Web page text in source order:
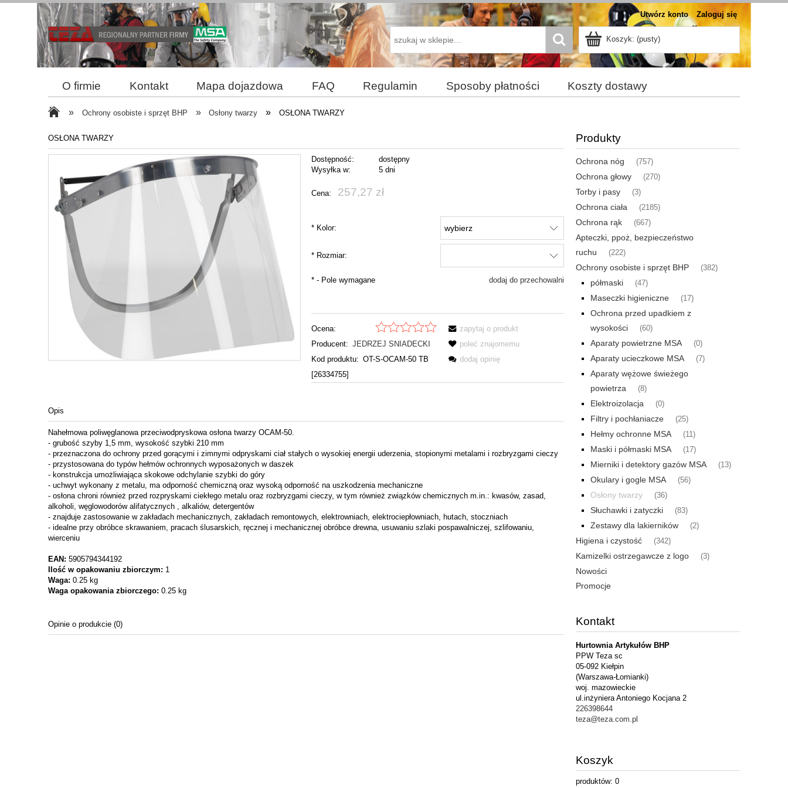
Utwórz konto Zaloguj się
Koszyk: (pusty)
O firmie Kontakt Mapa dojazdowa FAQ Regulamin Sposoby płatności Koszty dostawy
Reklamacja i zwroty Bezpieczne zakupy
» Ochrony osobiste i sprzęt BHP » Osłony twarzy » OSŁONA TWARZY
OSŁONA TWARZY
Dostępność:
dostępny
Wysyłka w:
5 dni
Cena: 257,27 zł
* Kolor:
* Rozmiar:
dodaj do przechowalni
* - Pole wymagane
Ocena:
Producent: JEDRZEJ SNIADECKI
Kod produktu: OT-S-OCAM-50 TB
[26334755]
zapytaj o produkt
poleć znajomemu
dodaj opinię
Opis
Nahełmowa poliwęglanowa przeciwodpryskowa osłona twarzy OCAM-50.
- grubość szyby 1,5 mm, wysokość szybki 210 mm
- przeznaczona do ochrony przed gorącymi i zimnymi odpryskami ciał stałych o wysokiej energii uderzenia, stopionymi metalami i rozbryzgami cieczy
- przystosowana do typów hełmów ochronnych wyposażonych w daszek
- konstrukcja umożliwiająca skokowe odchylanie szybki do góry
- uchwyt wykonany z metalu, ma odporność chemiczną oraz wysoką odporność na uszkodzenia mechaniczne
- osłona chroni również przed rozpryskami ciekłego metalu oraz rozbryzgami cieczy, w tym również związków chemicznych m.in.: kwasów, zasad,
alkoholi, węglowodorów alifatycznych , alkaliów, detergentów
- znajduje zastosowanie w zakładach mechanicznych, zakładach remontowych, elektrowniach, elektrociepłowniach, hutach, stoczniach
- idealne przy obróbce skrawaniem, pracach ślusarskich, ręcznej i mechanicznej obróbce drewna, usuwaniu szlaki pospawalniczej, szlifowaniu,
wierceniu
EAN: 5905794344192
Ilość w opakowaniu zbiorczym: 1
Waga: 0.25 kg
Waga opakowania zbiorczego: 0.25 kg
Opinie o produkcie (0)
Produkty
Ochrona nóg (757)
Ochrona głowy (270)
Torby i pasy (3)
Ochrona ciała (2185)
Ochrona rąk (667)
Apteczki, ppoż, bezpieczeństwo
ruchu
(222)
Ochrony osobiste i sprzęt BHP (382)
półmaski (47)
Maseczki higieniczne (17)
Ochrona przed upadkiem z
wysokości
(60)
Aparaty powietrzne MSA (0)
Aparaty ucieczkowe MSA (7)
Aparaty wężowe świeżego
powietrza
(8)
Elektroizolacja (0)
Filtry i pochłaniacze (25)
Hełmy ochronne MSA (11)
Maski i półmaski MSA (17)
Mierniki i detektory gazów MSA (13)
Okulary i gogle MSA (56)
Osłony twarzy (36)
Słuchawki i zatyczki (83)
Zestawy dla lakierników (2)
Higiena i czystość (342)
Kamizelki ostrzegawcze z logo (3)
Nowości
Promocje
Kontakt
Hurtownia Artykułów BHP
PPW Teza sc
05-092 Kiełpin
(Warszawa-Łomianki)
woj. mazowieckie
ul.inżyniera Antoniego Kocjana 2
226398644
teza@teza.com.pl
Koszyk
produktów: 0